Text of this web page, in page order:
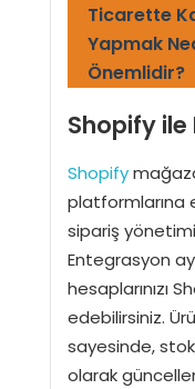
Ticarette
Yapmak
Önemlidir?
Shopify
Shopify
platformlarına
sipariş
Entegrasyon
hesaplarınızı
edebilirsiniz.
sayesinde,
olarak